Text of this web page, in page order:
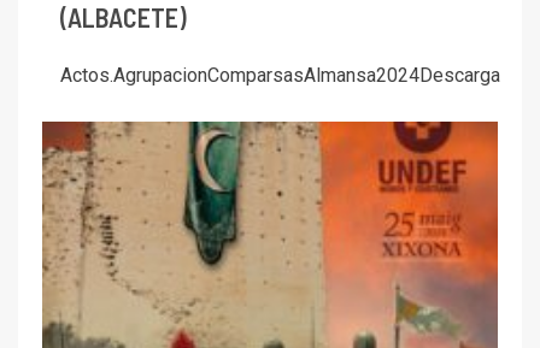
(ALBACETE)
Actos.AgrupacionComparsasAlmansa2024Descarga